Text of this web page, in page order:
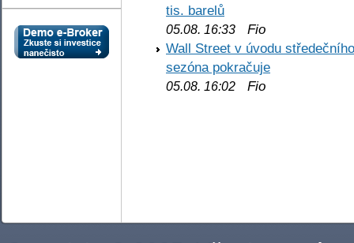
tis. barelů
05.08. 16:33 Fio
Wall Street v úvodu
sezóna pokračuje
05.08. 16:02 Fio